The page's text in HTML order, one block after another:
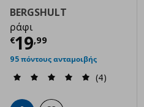
BERGSHULT
ράφι
€19,99
Τρέχουσα τιμή
95 πόντους ανταμοιβής
(4)